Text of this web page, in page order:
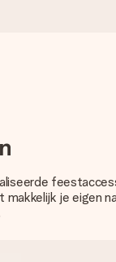
onderweg is -
een 4,7 op
je eigen